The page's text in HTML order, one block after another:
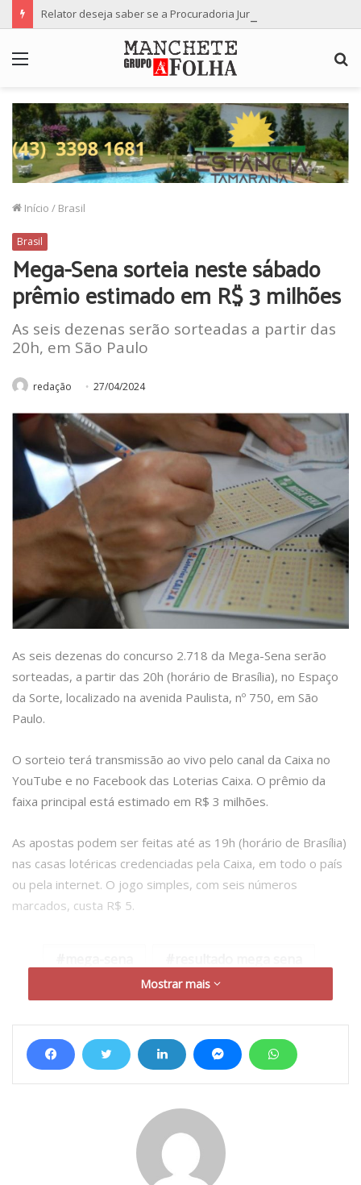
Início / Brasil
Brasil
Mega-Sena sorteia neste sábado
prêmio estimado em R$ 3 milhões
As seis dezenas serão sorteadas a partir das
20h, em São Paulo
redação 27/04/2024
As seis dezenas do concurso 2.718 da Mega-Sena serão
sorteadas, a partir das 20h (horário de Brasília), no Espaço
da Sorte, localizado na avenida Paulista, nº 750, em São
Paulo.
O sorteio terá transmissão ao vivo pelo canal da Caixa no
YouTube e no Facebook das Loterias Caixa. O prêmio da
faixa principal está estimado em R$ 3 milhões.
As apostas podem ser feitas até as 19h (horário de Brasília)
nas casas lotéricas credenciadas pela Caixa, em todo o país
ou pela internet. O jogo simples, com seis números
marcados, custa R$ 5.
Mostrar mais